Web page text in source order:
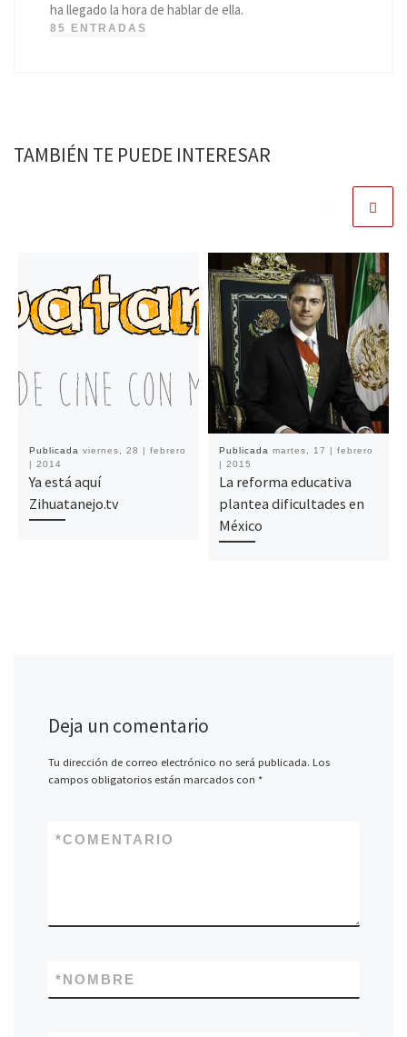
ha llegado la hora de hablar de ella.
85 ENTRADAS
TAMBIÉN TE PUEDE INTERESAR
Publicada viernes, 28 | febrero
| 2014
Ya está aquí
Zihuatanejo.tv
Publicada martes, 17 | febrero
| 2015
La reforma educativa
plantea dificultades en
México
Deja un comentario
Tu dirección de correo electrónico no será publicada. Los
campos obligatorios están marcados con *
COMENTARIO
*
NOMBRE
*